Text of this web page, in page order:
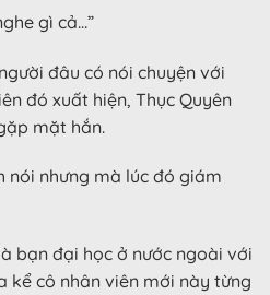
gì cả…”
đâu có nói chuyện với
đó xuất hiện, Thục Quyên
mặt hắn.
nói nhưng mà lúc đó giám
bạn đại học ở nước ngoài với
kể cô nhân viên mới này từng